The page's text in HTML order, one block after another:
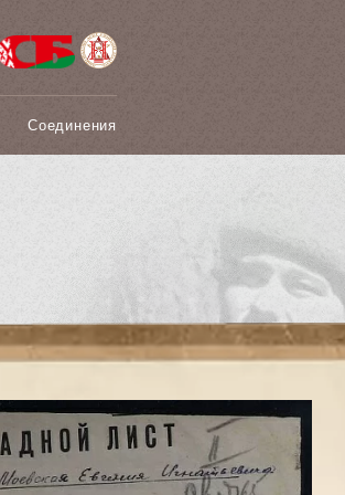
Соединения